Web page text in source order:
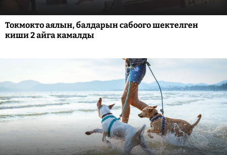
Токмокто аялын, балдарын сабоого шектелген
киши 2 айга камалды